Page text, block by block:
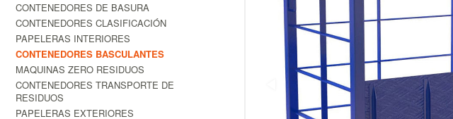
CONTENEDORES DE BASURA
CONTENEDORES CLASIFICACIÓN
PAPELERAS INTERIORES
CONTENEDORES BASCULANTES
MAQUINAS ZERO RESIDUOS
CONTENEDORES TRANSPORTE DE
RESIDUOS
PAPELERAS EXTERIORES